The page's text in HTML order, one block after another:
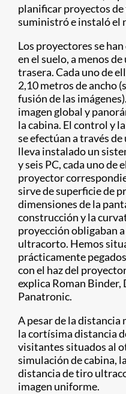
planificar proyectos
suministró e instaló el
Los proyectores se
en el suelo, a menos
trasera. Cada uno de
2,10 metros de ancho
fusión de las
imagen global y
la cabina. El control y
se efectúan a través
lleva instalado un
y seis PC, cada uno de
proyector
sirve de superficie de
dimensiones de la
construcción y la
proyección obligaban
ultracorto. Hemos
prácticamente
con el haz del
explica Roman
Panatronic.
A pesar de la distancia
la cortísima distancia
visitantes situados al
simulación de cabina,
distancia de tiro
imagen uniforme.